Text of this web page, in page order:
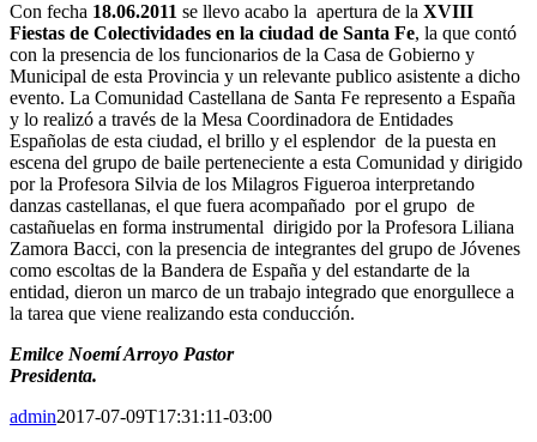
grande
Con fecha 18.06.2011 se llevo acabo la apertura de la XVIII
Fiestas de Colectividades en la ciudad de Santa Fe, la que contó
con la presencia de los funcionarios de la Casa de Gobierno y
Municipal de esta Provincia y un relevante publico asistente a dicho
evento. La Comunidad Castellana de Santa Fe represento a España
y lo realizó a través de la Mesa Coordinadora de Entidades
Españolas de esta ciudad, el brillo y el esplendor de la puesta en
escena del grupo de baile perteneciente a esta Comunidad y dirigido
por la Profesora Silvia de los Milagros Figueroa interpretando
danzas castellanas, el que fuera acompañado por el grupo de
castañuelas en forma instrumental dirigido por la Profesora Liliana
Zamora Bacci, con la presencia de integrantes del grupo de Jóvenes
como escoltas de la Bandera de España y del estandarte de la
entidad, dieron un marco de un trabajo integrado que enorgullece a
la tarea que viene realizando esta conducción.
Emilce Noemí Arroyo Pastor
Presidenta.
admin2017-07-09T17:31:11-03:00